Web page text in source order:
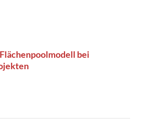
bei